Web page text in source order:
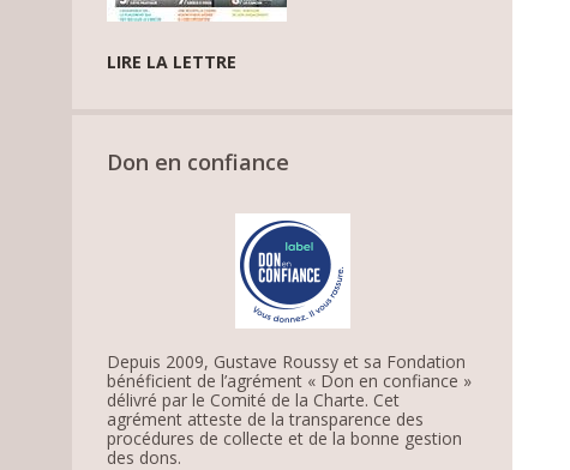
LIRE LA LETTRE
Don en confiance
Depuis 2009, Gustave Roussy et sa Fondation
bénéficient de l’agrément « Don en confiance »
délivré par le Comité de la Charte. Cet
agrément atteste de la transparence des
procédures de collecte et de la bonne gestion
des dons.